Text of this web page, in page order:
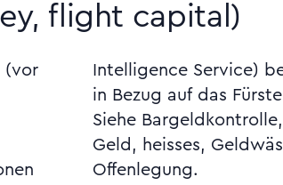
flight capital)
(vor
Offenlegung.